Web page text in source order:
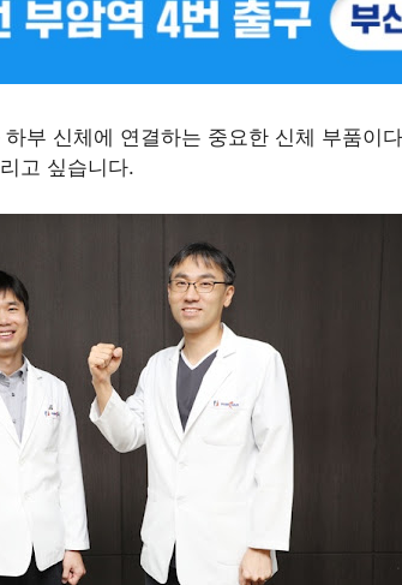
부 신체에 연결하는 중요한 신체 부품이
고 싶습니다.